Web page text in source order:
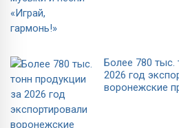
Более 780 тыс.
2026 год
воронежские